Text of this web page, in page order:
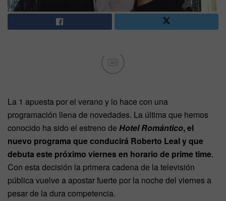
Ad
La 1 apuesta por el verano y lo hace con una
programación llena de novedades. La última que hemos
conocido ha sido el estreno de Hotel Romántico, el
nuevo programa que conducirá Roberto Leal y que
debuta este próximo viernes en horario de prime time.
Con esta decisión la primera cadena de la televisión
pública vuelve a apostar fuerte por la noche del viernes a
pesar de la dura competencia.